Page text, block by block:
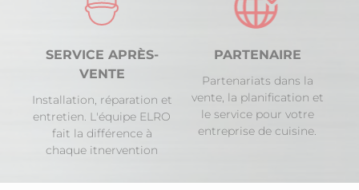
SERVICE APRÈS-
VENTE
Installation, réparation et
entretien. L'équipe ELRO
fait la différence à
chaque itnervention
PARTENAIRE
Partenariats dans la
vente, la planification et
le service pour votre
entreprise de cuisine.